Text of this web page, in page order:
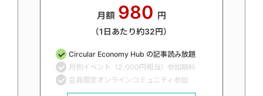
月額 980 円
（1日あたり約32円）
Circular Economy Hub の記事読み放題
月例イベント（2,000円相当）参加無料
会員限定オンラインコミュニティ参加